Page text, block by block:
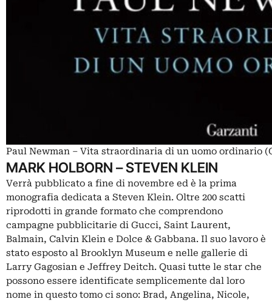
Paul Newman ‒ Vita straordinaria di un uomo ordinario
MARK HOLBORN – STEVEN KLEIN
Verrà pubblicato a fine di novembre ed è la prima
monografia dedicata a Steven Klein. Oltre 200 scatti
riprodotti in grande formato che comprendono
campagne pubblicitarie di Gucci, Saint Laurent,
Balmain, Calvin Klein e Dolce & Gabbana. Il suo lavoro è
stato esposto al Brooklyn Museum e nelle gallerie di
Larry Gagosian e Jeffrey Deitch. Quasi tutte le star che
possono essere identificate semplicemente dal loro
nome in questo tomo ci sono: Brad, Angelina, Nicole,